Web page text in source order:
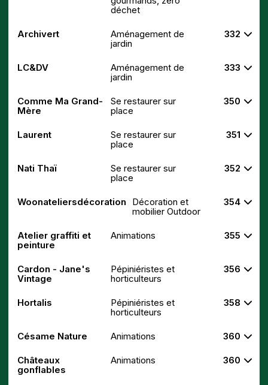
déchet
Archivert
Aménagement de
jardin
332
LC&DV
Aménagement de
jardin
333
Comme Ma Grand-
Mère
Se restaurer sur
place
350
Laurent
Se restaurer sur
place
351
Nati Thaï
Se restaurer sur
place
352
Woonateliersdécoration
Décoration et
mobilier Outdoor
354
Atelier graffiti et
peinture
Animations 355
Cardon - Jane's
Vintage
Pépiniéristes et
horticulteurs
356
Hortalis
Pépiniéristes et
horticulteurs
358
Césame Nature Animations 360
Châteaux
gonflables
Animations 360